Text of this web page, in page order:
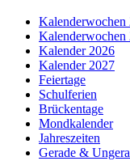
Kalenderwochen
Kalenderwochen
Kalender 2026
Kalender 2027
Feiertage
Schulferien
Brückentage
Mondkalender
Jahreszeiten
Gerade &